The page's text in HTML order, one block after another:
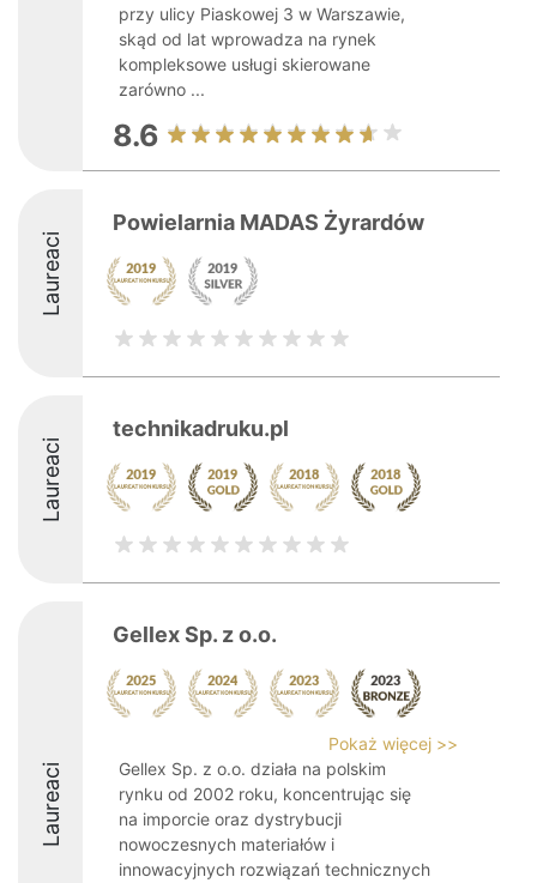
przy ulicy Piaskowej 3 w Warszawie,
skąd od lat wprowadza na rynek
kompleksowe usługi skierowane
zarówno ...
8.6
Laureaci
Powielarnia MADAS Żyrardów
Laureaci
technikadruku.pl
Laureaci
Gellex Sp. z o.o.
Pokaż więcej >>
Gellex Sp. z o.o. działa na polskim
rynku od 2002 roku, koncentrując się
na imporcie oraz dystrybucji
nowoczesnych materiałów i
innowacyjnych rozwiązań technicznych